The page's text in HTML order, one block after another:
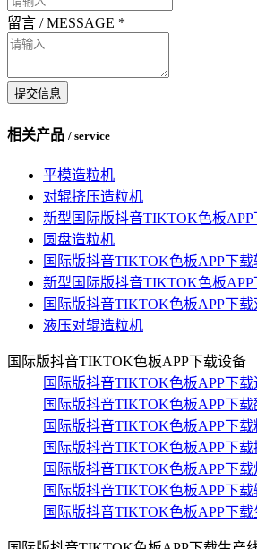
留言 / MESSAGE *
提交信息
相关产品 / service
平模造粒机
对辊挤压造粒机
新型国际版抖音TIKTOK色板
圆盘造粒机
国际版抖音TIKTOK色板APP下
新型国际版抖音TIKTOK色板
国际版抖音TIKTOK色板APP下
液压对辊造粒机
国际版抖音TIKTOK色板APP下载设备
国际版抖音TIKTOK色板APP下载
国际版抖音TIKTOK色板APP下载
国际版抖音TIKTOK色板APP下载
国际版抖音TIKTOK色板APP下载
国际版抖音TIKTOK色板APP下载
国际版抖音TIKTOK色板APP下载
国际版抖音TIKTOK色板APP下